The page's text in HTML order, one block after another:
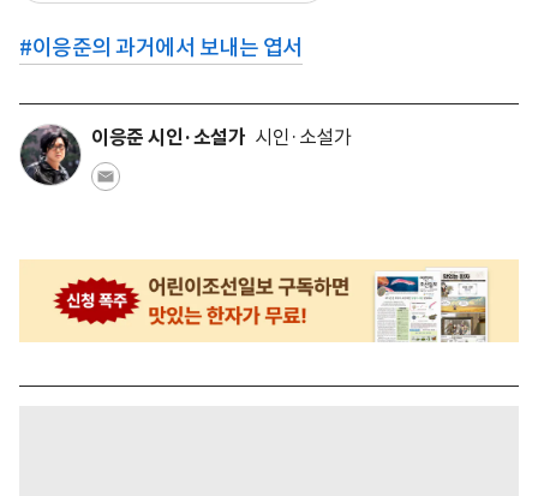
#이응준의 과거에서 보내는 엽서
이응준 시인·소설가 시인·소설가